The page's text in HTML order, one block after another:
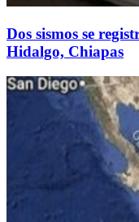
Dos sismos se
Hidalgo, Chiapas